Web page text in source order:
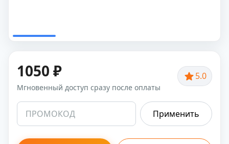
1050 ₽
Мгновенный доступ сразу после оплаты
5.0
Применить